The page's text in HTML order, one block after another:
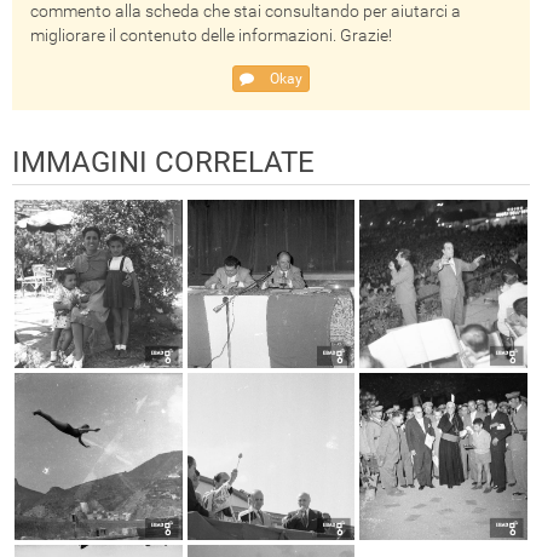
commento alla scheda che stai consultando per aiutarci a
migliorare il contenuto delle informazioni. Grazie!
Okay
IMMAGINI CORRELATE